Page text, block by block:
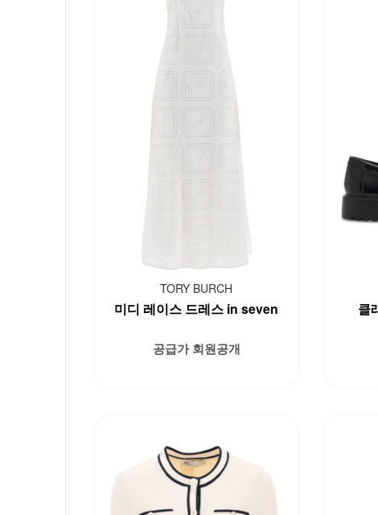
TORY BURCH
미디 레이스 드레스 in seven
공급가 회원공개
클